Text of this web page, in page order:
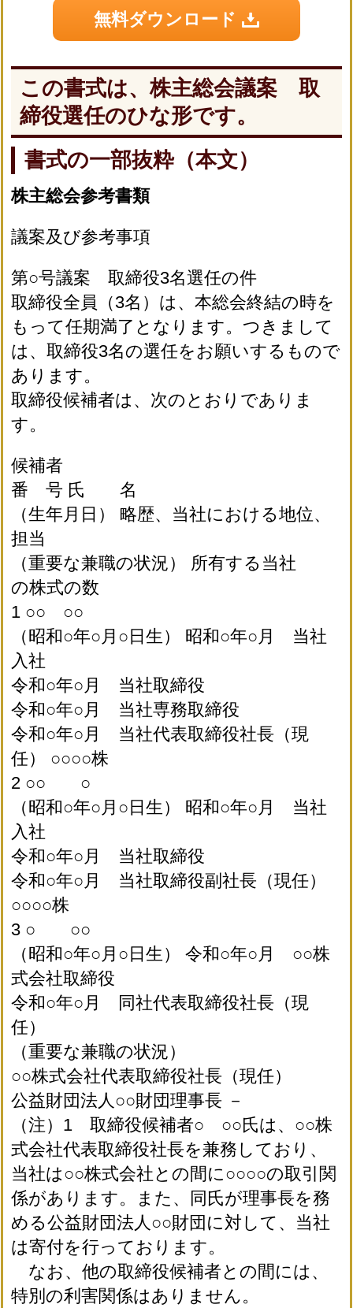
無料ダウンロード
この書式は、株主総会議案 取
締役選任のひな形です。
書式の一部抜粋（本文）
株主総会参考書類
議案及び参考事項
第○号議案 取締役3名選任の件
取締役全員（3名）は、本総会終結の時を
もって任期満了となります。つきまして
は、取締役3名の選任をお願いするもので
あります。
取締役候補者は、次のとおりでありま
す。
候補者
番 号 氏 名
（生年月日） 略歴、当社における地位、
担当
（重要な兼職の状況） 所有する当社
の株式の数
1 ○○ ○○
（昭和○年○月○日生） 昭和○年○月 当社
入社
令和○年○月 当社取締役
令和○年○月 当社専務取締役
令和○年○月 当社代表取締役社長（現
任） ○○○○株
2 ○○ ○
（昭和○年○月○日生） 昭和○年○月 当社
入社
令和○年○月 当社取締役
令和○年○月 当社取締役副社長（現任）
○○○○株
3 ○ ○○
（昭和○年○月○日生） 令和○年○月 ○○株
式会社取締役
令和○年○月 同社代表取締役社長（現
任）
（重要な兼職の状況）
○○株式会社代表取締役社長（現任）
公益財団法人○○財団理事長 －
（注）1 取締役候補者○ ○○氏は、○○株
式会社代表取締役社長を兼務しており、
当社は○○株式会社との間に○○○○の取引関
係があります。また、同氏が理事長を務
める公益財団法人○○財団に対して、当社
は寄付を行っております。
なお、他の取締役候補者との間には、
特別の利害関係はありません。